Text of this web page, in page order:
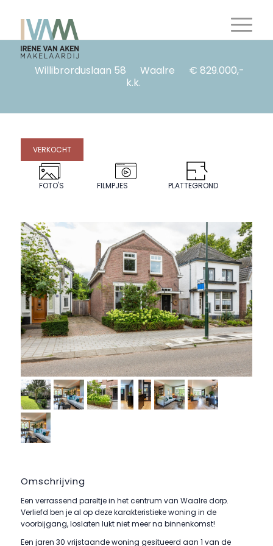
Willibrorduslaan 58 Waalre
€ 829.000,-
k.k.
VERKOCHT
FOTO'S FILMPJES PLATTEGROND
Omschrijving
Een verrassend pareltje in het centrum van Waalre dorp.
Verliefd ben je al op deze karakteristieke woning in de
voorbijgang, loslaten lukt niet meer na binnenkomst!
Een jaren 30 vrijstaande woning gesitueerd aan 1 van de